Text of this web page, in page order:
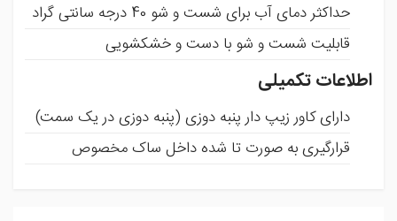
حداکثر دمای آب برای شست و شو 40 درجه سانتی گراد
قابلیت شست و شو با دست و خشکشویی
اطلاعات تکمیلی
دارای کاور زیپ دار پنبه دوزی (پنبه دوزی در یک سمت)
قرارگیری به صورت تا شده داخل ساک مخصوص